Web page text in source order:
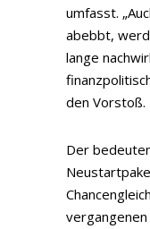
umfasst.
abebbt,
lange
den Vorstoß.
Der